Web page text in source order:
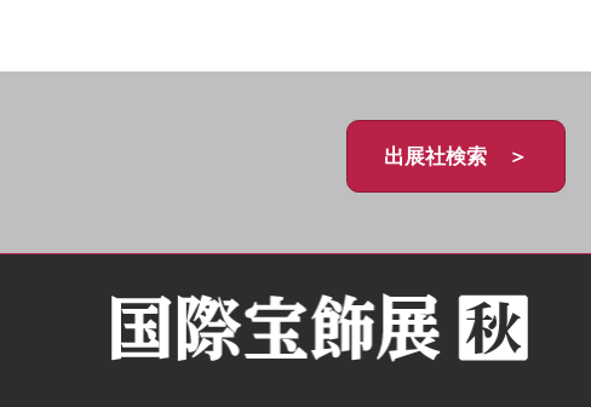
出展社検索 ＞